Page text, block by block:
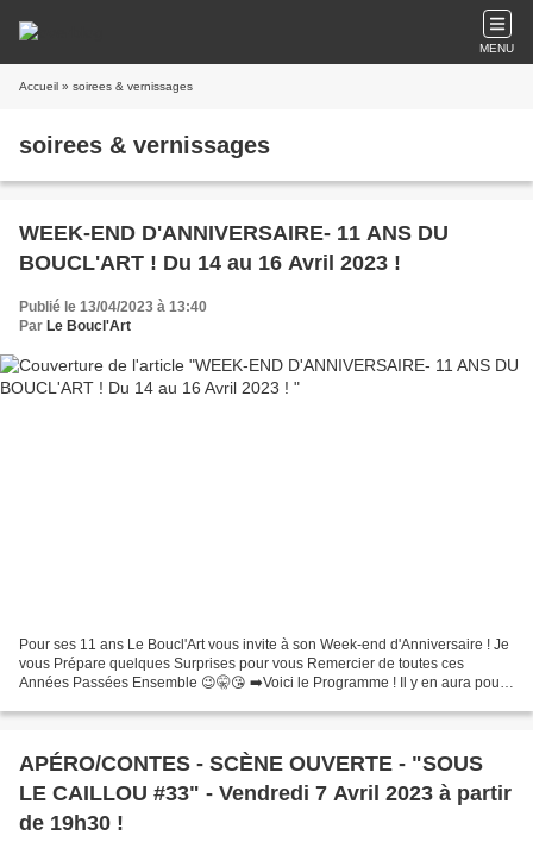
MENU
Accueil » soirees & vernissages
soirees & vernissages
WEEK-END D'ANNIVERSAIRE- 11 ANS DU
BOUCL'ART ! Du 14 au 16 Avril 2023 !
Publié le 13/04/2023 à 13:40
Par Le Boucl'Art
Pour ses 11 ans Le Boucl'Art vous invite à son Week-end d'Anniversaire ! Je
vous Prépare quelques Surprises pour vous Remercier de toutes ces
Années Passées Ensemble 😉🤫😘 ➡️Voici le Programme ! Il y en aura pour
APÉRO/CONTES - SCÈNE OUVERTE - "SOUS
LE CAILLOU #33" - Vendredi 7 Avril 2023 à partir
de 19h30 !